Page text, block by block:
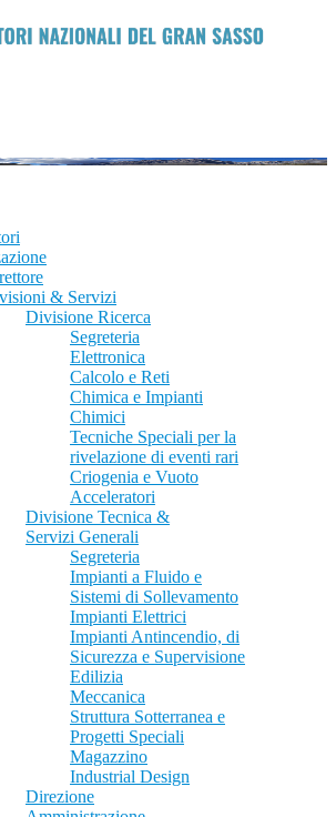
& Servizi
Divisione Ricerca
Segreteria
Elettronica
Calcolo e Reti
Chimica e Impianti
Chimici
Tecniche Speciali per la
rivelazione di eventi rari
Criogenia e Vuoto
Acceleratori
Divisione Tecnica &
Servizi Generali
Segreteria
Impianti a Fluido e
Sistemi di Sollevamento
Impianti Elettrici
Impianti Antincendio, di
Sicurezza e Supervisione
Edilizia
Meccanica
Struttura Sotterranea e
Progetti Speciali
Magazzino
Industrial Design
Direzione